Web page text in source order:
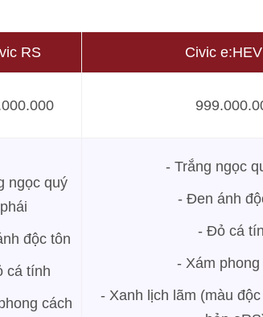
RS Civic
ngọc quý
phái
độc tôn
cá tính
cách
- Trắng ngọc
- Đen ánh
- Đỏ cá
- Xám phong
- Xanh lịch lãm (màu